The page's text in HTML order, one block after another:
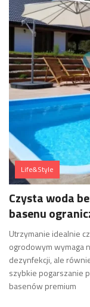
Life&Style
Czysta woda
basenu
Utrzymanie idealnie
ogrodowym wymaga
dezynfekcji, ale
szybkie pogarszanie
basenów premium